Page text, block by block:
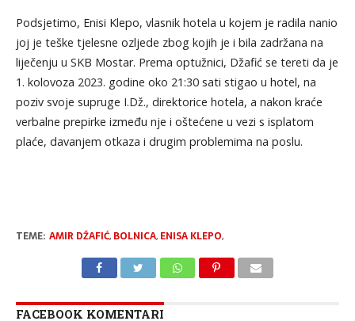
Podsjetimo, Enisi Klepo, vlasnik hotela u kojem je radila nanio
joj je teške tjelesne ozljede zbog kojih je i bila zadržana na
liječenju u SKB Mostar. Prema optužnici, Džafić se tereti da je
1. kolovoza 2023. godine oko 21:30 sati stigao u hotel, na
poziv svoje supruge I.Dž., direktorice hotela, a nakon kraće
verbalne prepirke između nje i oštećene u vezi s isplatom
plaće, davanjem otkaza i drugim problemima na poslu.
TEME: AMIR DŽAFIĆ, BOLNICA, ENISA KLEPO,
FACEBOOK KOMENTARI